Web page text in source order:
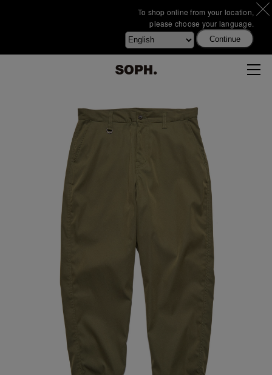
To shop online from your location,
please choose your language.
Continue